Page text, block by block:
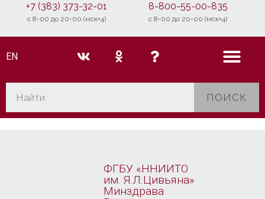
+7 (383) 373-32-01
c 8-00 до 20-00 (мск+4)
8-800-55-00-835
c 8-00 до 20-00 (мск+4)
EN
ПОИСК
ФГБУ «ННИИТО
им. Я.Л.Цивьяна»
Минздрава